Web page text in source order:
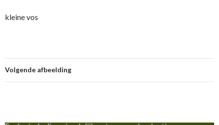
kleine vos
Volgende afbeelding